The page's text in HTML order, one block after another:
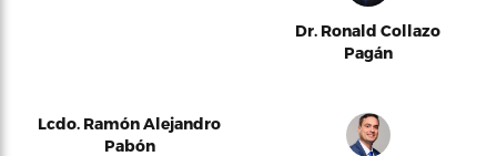
Dr. Ronald Collazo
Pagán
Lcdo. Ramón Alejandro
Pabón